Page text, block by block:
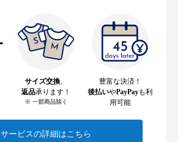
サイズ交換
返品承ります！
※ 一部商品除く
豊富な決済！
後払いやPayPayも利
用可能
サービスの詳細はこちら